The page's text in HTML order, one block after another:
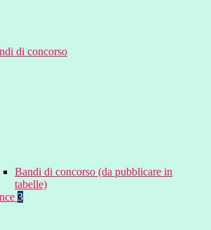
di concorso
Bandi di concorso (da pubblicare in
tabelle)
3